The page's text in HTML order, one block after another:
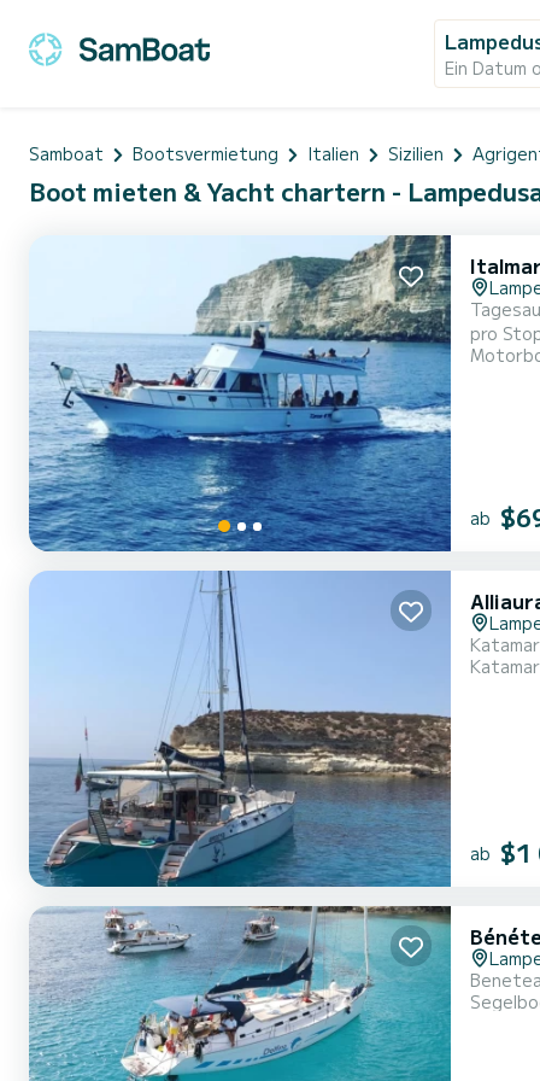
Ein Datum
Samboat Bootsvermietung Italien Sizilien
Boot mieten & Yacht chartern -
pro
ab
ab $1